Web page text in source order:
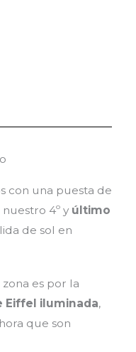
con una puesta de
4º y último
de sol en
es por la
Eiffel iluminada,
que son